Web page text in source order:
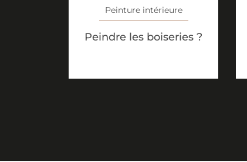
Peinture intérieure
Peindre les boiseries ?